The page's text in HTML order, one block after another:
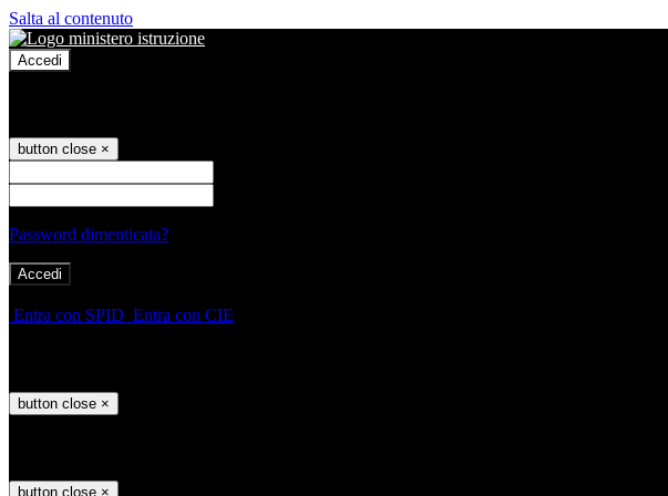
Salta al contenuto
Accedi
button close ×
Password dimenticata?
Entra con SPID Entra con CIE
button close ×
button close ×